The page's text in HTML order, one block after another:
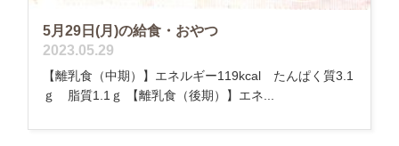
5月29日(月)の給食・おやつ
2023.05.29
【離乳食（中期）】エネルギー119kcal たんぱく質3.1
ｇ 脂質1.1ｇ 【離乳食（後期）】エネ...